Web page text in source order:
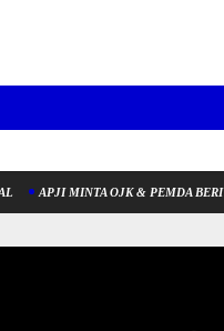
APJI MINTA OJK & PEMDA BERI